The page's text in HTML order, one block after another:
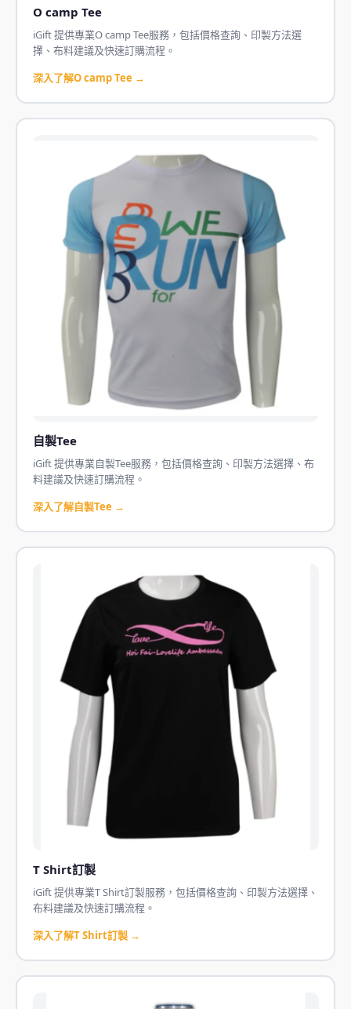
O camp Tee
iGift 提供專業O camp Tee服務，包括價格查詢、印製方法選
擇、布料建議及快速訂購流程。
深入了解O camp Tee →
自製Tee
iGift 提供專業自製Tee服務，包括價格查詢、印製方法選擇、布
料建議及快速訂購流程。
深入了解自製Tee →
T Shirt訂製
iGift 提供專業T Shirt訂製服務，包括價格查詢、印製方法選擇、
布料建議及快速訂購流程。
深入了解T Shirt訂製 →